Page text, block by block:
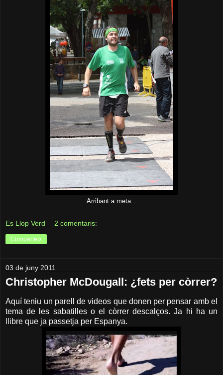
Arribant a meta...
Es Llop Verd 2 comentaris:
Comparteix
03 de juny 2011
Christopher McDougall: ¿fets per còrrer?
Aquí teniu un parell de videos que donen per pensar amb el
tema de les sabatilles o el còrrer descalços. Ja hi ha un
llibre que ja passetja per Espanya.